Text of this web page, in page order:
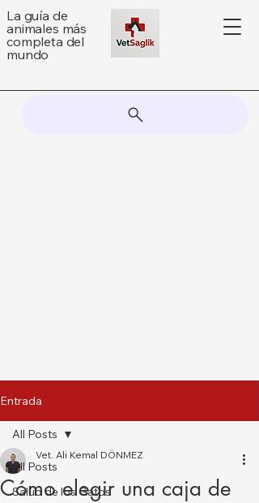
La guía de
animales más
completa del
mundo
Entrada
All Posts
Salud de los Gatos
All Posts
Cómo elegir una caja de
Vet. Ali Kemal DÖNMEZ